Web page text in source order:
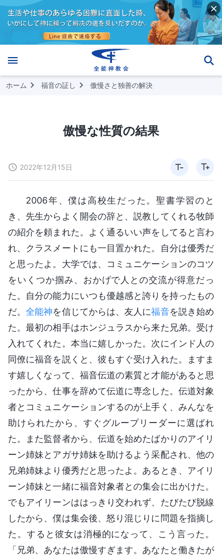
ホーム 福音の証し 傲慢さと独善の解決
傲慢な性質の結果
2022年12月15日
2006年、僕は高校生だった。聖書学習のと
き、先生からよく開会の辞と、説教してくれる牧師
の紹介を頼まれた。よく通るいい声をしてると言わ
れ、クラスメートにも一目置かれた。自分は優秀だ
と思ったよ。大学では、コミュニケーションのコツ
をいくつか掴み、おかげで人との交流が得意だっ
た。自分の能力にいつも優越感と誇りを持ったもの
だ。全能神を信じてからは、友人に福音を説き始め
た。最初の相手はホンジュラスから来た兄弟。受け
入れてくれた。本当に嬉しかった。次にインド人の
同僚に福音を説くと、彼もすぐ受け入れた。ますま
す嬉しくなって、福音伝道の素質と才能があると思
ったから、仕事を辞めて伝道に専念した。伝道対象
者とコミュニケーションするのが上手く、みんなを
助けられたから、すぐグループリーダーに選ばれ
た。また監督者から、伝道を始めたばかりのアイリ
ーン姉妹とアガサ姉妹を助けるよう采配され、他の
兄弟姉妹より優秀だと思ったよ。あるとき、アイリ
ーン姉妹と一緒に福音対象者との集会に出かけた。
でもアイリーンははっきり交われず、たびたび脱線
したから、僕は集会後、怒り混じりに問題を指摘し
た。すると彼女は消極的になって、こう言った。
「兄弟、あなたは傲慢すぎます。あなたと働きたが